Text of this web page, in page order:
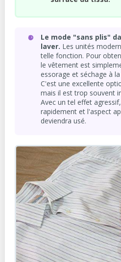
Le mode "sans plis"
laver. Les unités
telle fonction. Pour
le vêtement est
essorage et séchage à
C'est une excellente
mais il est trop souvent
Avec un tel effet
rapidement et l'aspect
deviendra usé.